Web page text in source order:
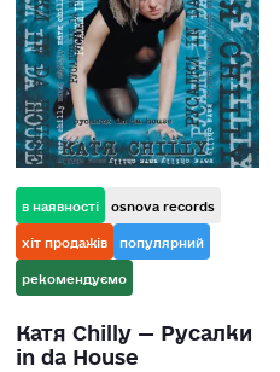
в наявності osnova records
хіт продажів популярний
рекомендуємо
Катя Chilly — Русалки
in da House